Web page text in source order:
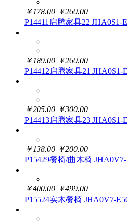
￥178.00 ￥260.00
P14411启腾家具22 JHA0S1-
￥189.00 ￥260.00
P14412启腾家具21 JHA0S1-
￥205.00 ￥300.00
P14413启腾家具23 JHA0S1-
￥138.00 ￥200.00
P15429餐椅/曲木椅
￥400.00 ￥499.00
P15524实木餐椅 JHA0V7-